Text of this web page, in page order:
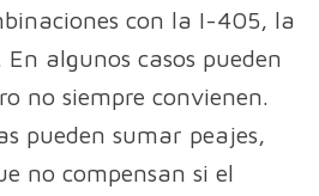
con la I-405, la
algunos casos pueden
no siempre convienen.
pueden sumar peajes,
no compensan si el